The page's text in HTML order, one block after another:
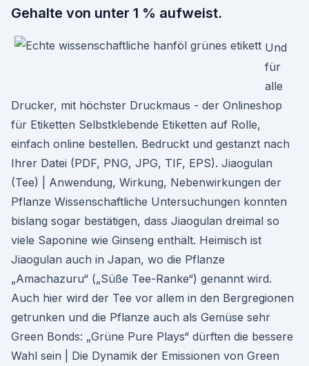
Gehalte von unter 1 % aufweist.
Und
für
alle
Drucker, mit höchster Druckmaus - der Onlineshop
für Etiketten Selbstklebende Etiketten auf Rolle,
einfach online bestellen. Bedruckt und gestanzt nach
Ihrer Datei (PDF, PNG, JPG, TIF, EPS). Jiaogulan
(Tee) | Anwendung, Wirkung, Nebenwirkungen der
Pflanze Wissenschaftliche Untersuchungen konnten
bislang sogar bestätigen, dass Jiaogulan dreimal so
viele Saponine wie Ginseng enthält. Heimisch ist
Jiaogulan auch in Japan, wo die Pflanze
„Amachazuru“ („Süße Tee-Ranke“) genannt wird.
Auch hier wird der Tee vor allem in den Bergregionen
getrunken und die Pflanze auch als Gemüse sehr
Green Bonds: „Grüne Pure Plays“ dürften die bessere
Wahl sein | Die Dynamik der Emissionen von Green